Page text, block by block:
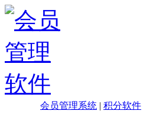
会员管理系统 | 积分软件